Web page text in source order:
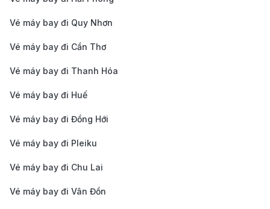
Kinh nghiệm đặt vé máy bay từ TP.
Hồ Chí Minh đi Dresden
Để có chuyến bay thuận lợi và tiết kiệm từ TP. Hồ Chí
Minh đến Dresden, bạn cần lưu ý một số kinh nghiệm
sau:
Đặt vé sớm: Để có giá vé tốt nhất, bạn nên đặt vé
lớn hoặc mùa du lịch cao điểm tại châu Âu.
Theo dõi các chương trình khuyến mãi:
Vé máy bay đi Quy Nhơn
Vé máy bay đi Cần Thơ
Vé máy bay đi Thanh Hóa
Vé máy bay đi Huế
Vé máy bay đi Đồng Hới
Vé máy bay đi Pleiku
Vé máy bay đi Chu Lai
Vé máy bay đi Vân Đồn